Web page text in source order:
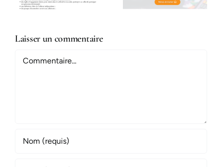
Laisser un commentaire
Commentaire